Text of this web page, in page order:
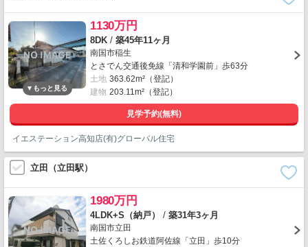
1130万円
8DK / 築45年11ヶ月
南国市稲生
とさでん交通後免線「清和学園前」歩63分
土地 363.62m²（登記）
建物 203.11m²（登記）
見学予約(無料)
イエステーション高知店(有)グローバル住宅
立田（立田駅）
1980万円
4LDK+S（納戸） / 築31年3ヶ月
南国市立田
土佐くろしお鉄道阿佐線「立田」歩10分